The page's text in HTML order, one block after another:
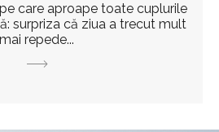
care aproape toate cuplurile
surpriza că ziua a trecut mult
mai repede...